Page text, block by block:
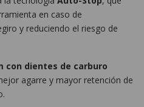
en caso de
y reduciendo el riesgo de
con dientes de carburo
agarre y mayor retención de